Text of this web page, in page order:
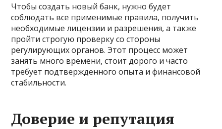
Чтобы создать новый банк, нужно будет
соблюдать все применимые правила, получить
необходимые лицензии и разрешения, а также
пройти строгую проверку со стороны
регулирующих органов. Этот процесс может
занять много времени, стоит дорого и часто
требует подтвержденного опыта и финансовой
стабильности.
Доверие и репутация